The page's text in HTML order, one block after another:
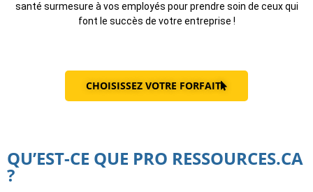
santé surmesure à vos employés pour prendre soin de ceux qui
font le succès de votre entreprise !
CHOISISSEZ VOTRE FORFAIT
QU’EST-CE QUE PRO RESSOURCES.CA
?